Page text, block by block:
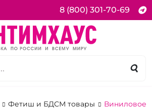
8 (800) 301-70-69
Фетиш и БДСМ товары Виниловое